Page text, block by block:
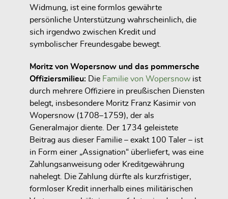
Widmung, isteine formlos gewährte
persönliche Unterstützung wahrscheinlich, die
sich irgendwo zwischen Kredit und
symbolischer Freundesgabe bewegt.
Moritz von Wopersnow und das pommersche
Offiziersmilieu: Die Familie von Wopersnow ist
durch mehrere Offiziere in preußischen Diensten
belegt, insbesondere Moritz Franz Kasimir von
Wopersnow (1708–1759), der als
Generalmajor diente. Der 1734 geleistete
Beitrag aus dieser Familie – exakt 100 Taler – ist
in Form einer „Assignation“ überliefert, was eine
Zahlungsanweisung oder Kreditgewährung
nahelegt. Die Zahlung dürfte als kurzfristiger,
formloser Kreditinnerhalb eines militärischen